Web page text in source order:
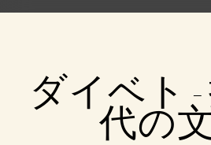
ダイベト
代の